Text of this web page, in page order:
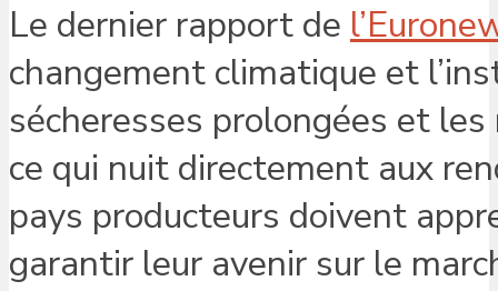
Le dernier rapport de
changement climatique et
sécheresses prolongées et
ce qui nuit directement aux
pays producteurs doivent
garantir leur avenir sur le